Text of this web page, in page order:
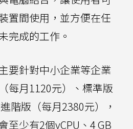
置間使用，並方便在任
完成的工作。
要針對中小企業等企業
每月1120元）、標準版
階版（每月2380元），
至少有2個vCPU、4 GB